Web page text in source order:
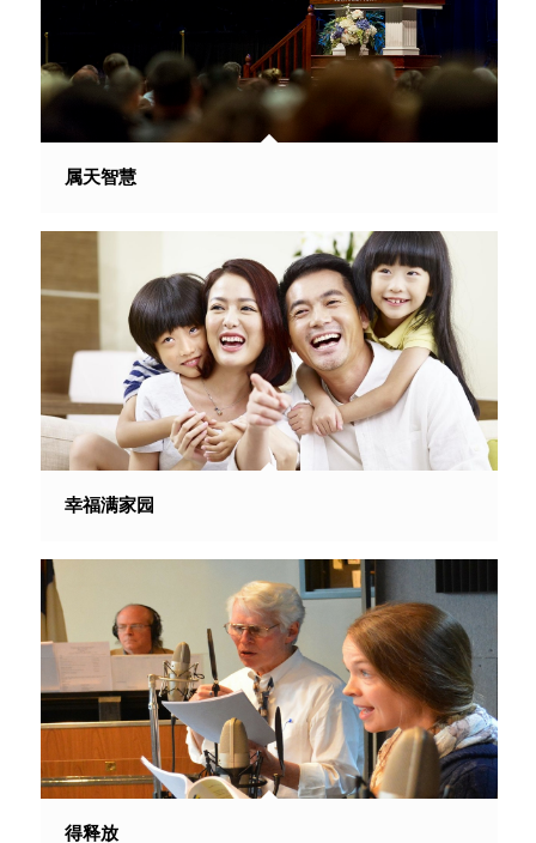
属天智慧
幸福满家园
得释放